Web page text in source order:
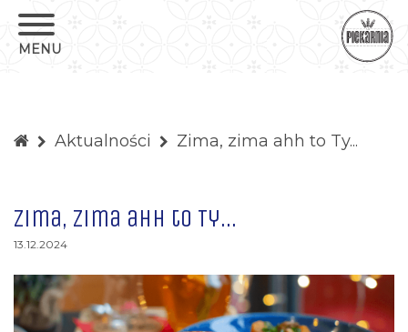
Aktualności Zima, zima ahh to Ty...
Zima, zima ahh to Ty...
13.12.2024